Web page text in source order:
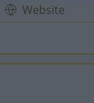
Website